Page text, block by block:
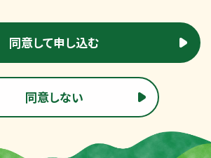
同意して申し込む
同意しない